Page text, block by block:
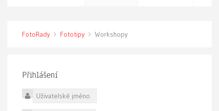
FotoRady Fototipy Workshopy
Přihlášení
Uživatelské jméno